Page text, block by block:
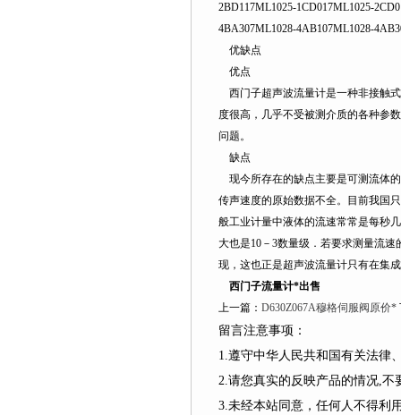
2BD117ML1025-1CD017ML1025-
4BA307ML1028-4AB107ML1028-
优缺点
优点
西门子超声波流量计是一种非接触式
度很高，几乎不受被测介质的各种参
问题。
缺点
现今所存在的缺点主要是可测流体的
传声速度的原始数据不全。目前我国
般工业计量中液体的流速常常是每秒几
大也是10－3数量级．若要求测量流速的
现，这也正是超声波流量计只有在
西门子流量计*出售
上一篇： D630Z067A穆格伺服阀原价*
留言注意事项：
1.遵守中华人民共和国有关法律
2.请您真实的反映产品的情况,不要捏
3.未经本站同意，任何人不得